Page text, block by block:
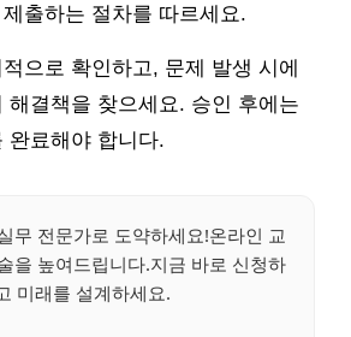
출하는 절차를 따르세요.
으로 확인하고, 문제 발생 시에
해결책을 찾으세요. 승인 후에는
완료해야 합니다.
무 전문가로 도약하세요!온라인 교
을 높여드립니다.지금 바로 신청하
미래를 설계하세요.